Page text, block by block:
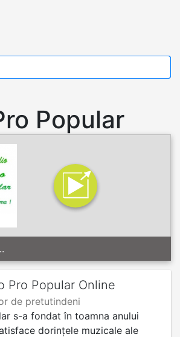
Popular
Pro Popular Online
de pretutindeni
s-a fondat în toamna anului
dorințele muzicale ale